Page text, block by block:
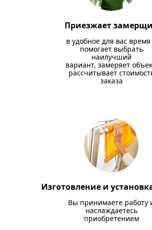
Приезжает
в удобное для вас
помогает выбрать
наилучший
вариант, замеряет
рассчитывает
заказа
Изготовление и
Вы принимаете работу
наслаждаетесь
приобретением